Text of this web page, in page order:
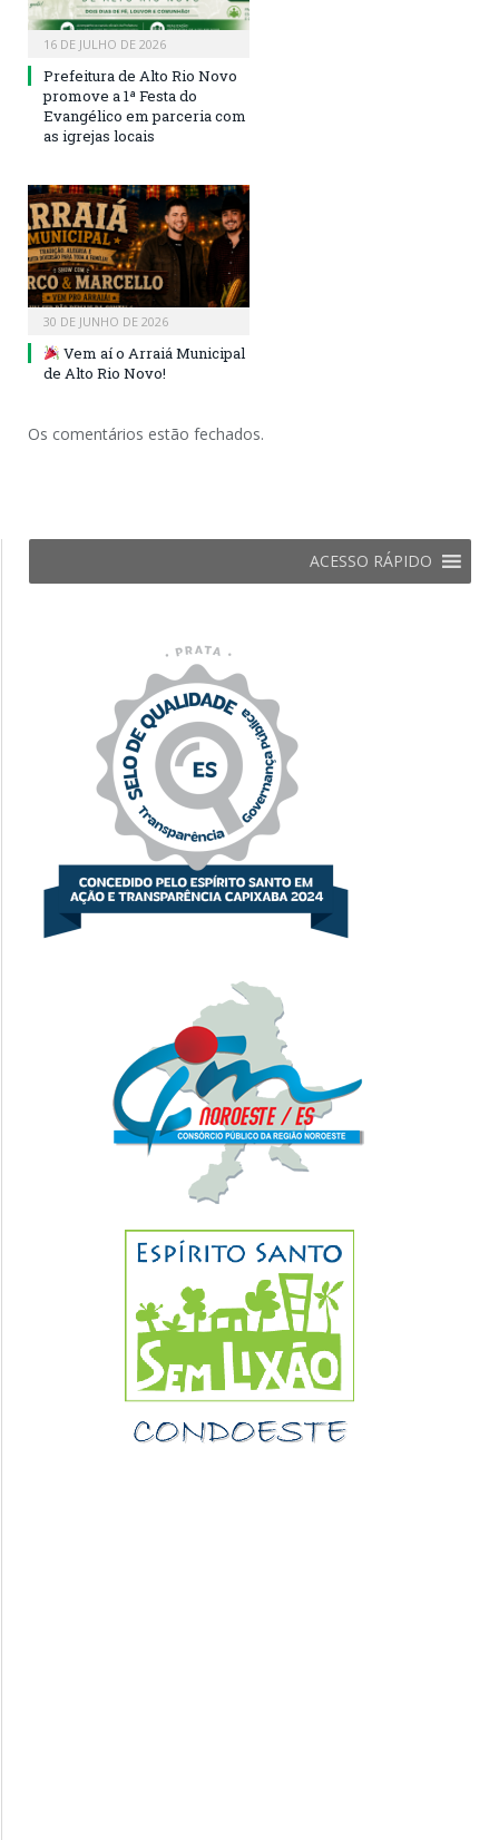
16 DE JULHO DE 2026
Prefeitura de Alto Rio Novo
promove a 1ª Festa do
Evangélico em parceria com
as igrejas locais
30 DE JUNHO DE 2026
Vem aí o Arraiá Municipal
de Alto Rio Novo!
Os comentários estão fechados.
ACESSO RÁPIDO